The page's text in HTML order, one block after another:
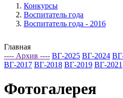
Конкурсы
Воспитатель года
Воспитатель года - 2016
Главная
---- Архив ---- ВГ-2025 ВГ-2024
ВГ-2017 ВГ-2018 ВГ-2019 ВГ-2021
Фотогалерея